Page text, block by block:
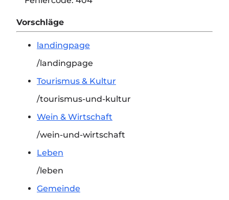
Vorschläge
landingpage
/landingpage
Tourismus & Kultur
/tourismus-und-kultur
Wein & Wirtschaft
/wein-und-wirtschaft
Leben
/leben
Gemeinde